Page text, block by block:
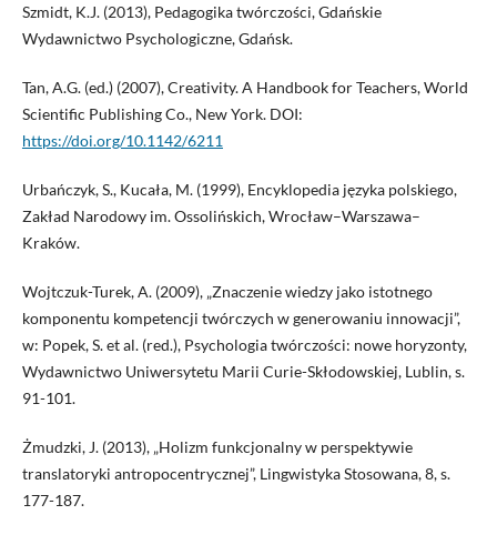
Szmidt, K.J. (2013), Pedagogika twórczości, Gdańskie
Wydawnictwo Psychologiczne, Gdańsk.
Tan, A.G. (ed.) (2007), Creativity. A Handbook for Teachers, World
Scientific Publishing Co., New York. DOI:
https://doi.org/10.1142/6211
Urbańczyk, S., Kucała, M. (1999), Encyklopedia języka polskiego,
Zakład Narodowy im. Ossolińskich, Wrocław–Warszawa–
Kraków.
Wojtczuk-Turek, A. (2009), „Znaczenie wiedzy jako istotnego
komponentu kompetencji twórczych w generowaniu innowacji”,
w: Popek, S. et al. (red.), Psychologia twórczości: nowe horyzonty,
Wydawnictwo Uniwersytetu Marii Curie-Skłodowskiej, Lublin, s.
91-101.
Żmudzki, J. (2013), „Holizm funkcjonalny w perspektywie
translatoryki antropocentrycznej”, Lingwistyka Stosowana, 8, s.
177-187.